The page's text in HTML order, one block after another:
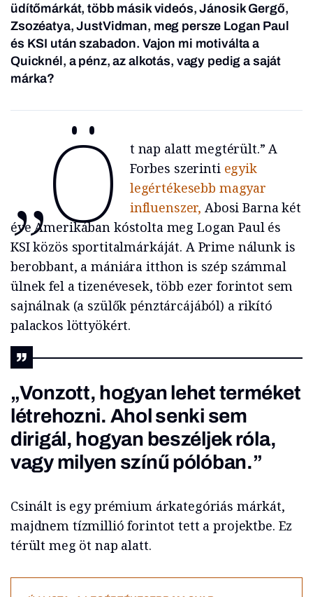
üdítőmárkát, több másik videós, Jánosik Gergő,
Zsozéatya, JustVidman, meg persze Logan Paul
és KSI után szabadon. Vajon mi motiválta a
Quicknél, a pénz, az alkotás, vagy pedig a saját
márka?
„Ö
t nap alatt megtérült.” A
Forbes szerinti egyik
legértékesebb magyar
influenszer, Abosi Barna két
éve Amerikában kóstolta meg Logan Paul és
KSI közös sportitalmárkáját. A Prime nálunk is
berobbant, a mániára itthon is szép számmal
ülnek fel a tizenévesek, több ezer forintot sem
sajnálnak (a szülők pénztárcájából) a rikító
palackos löttyökért.
„Vonzott, hogyan lehet terméket
létrehozni. Ahol senki sem
dirigál, hogyan beszéljek róla,
vagy milyen színű pólóban.”
Csinált is egy prémium árkategóriás márkát,
majdnem tízmillió forintot tett a projektbe. Ez
térült meg öt nap alatt.